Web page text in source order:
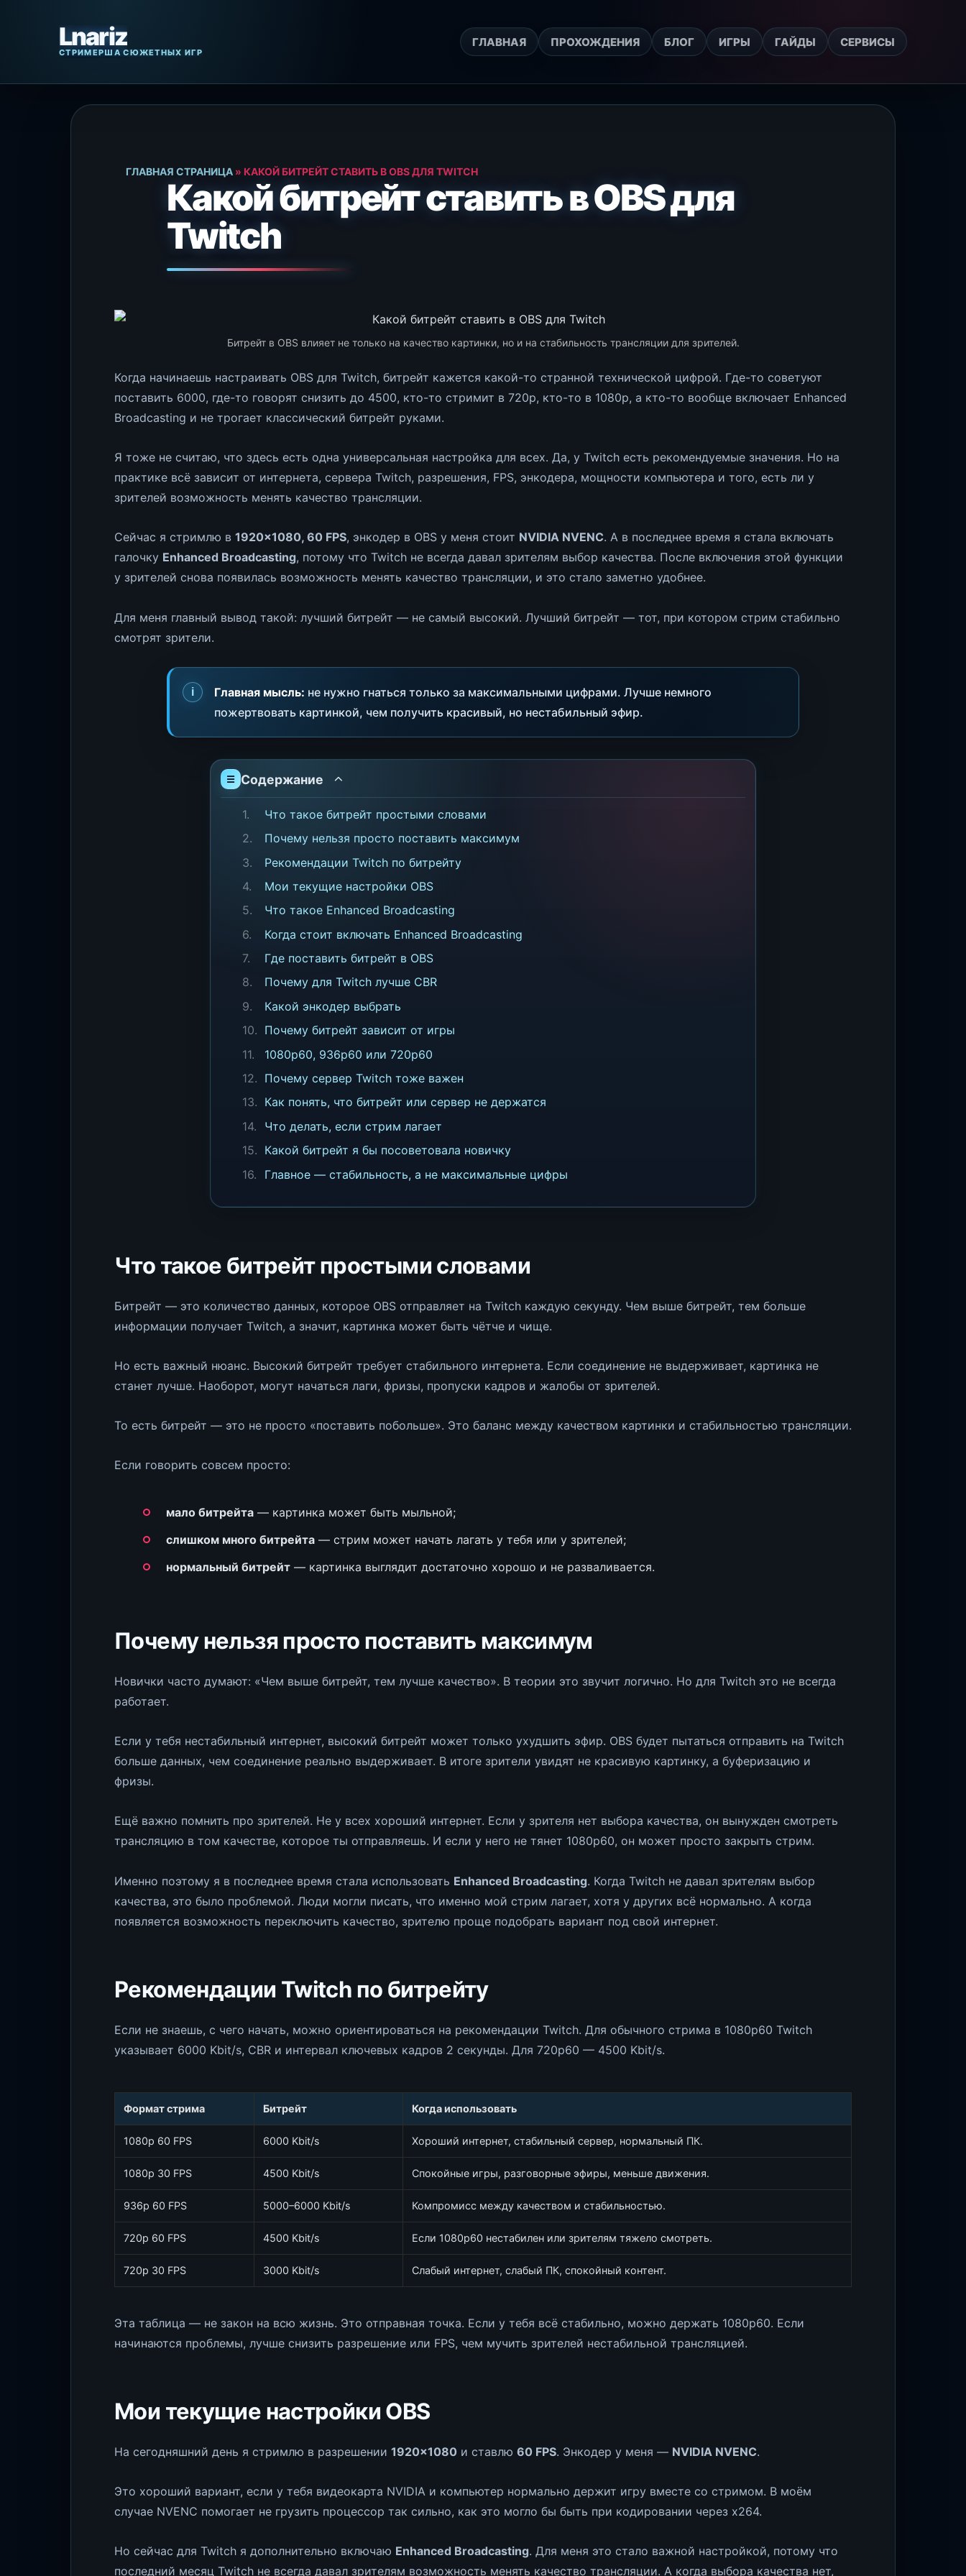
содержанию
ГЛАВНАЯ ПРОХОЖДЕНИЯ БЛОГ ИГРЫ ГАЙДЫ СЕРВИСЫ
ГЛАВНАЯ СТРАНИЦА » КАКОЙ БИТРЕЙТ СТАВИТЬ В OBS ДЛЯ TWITCH
Какой битрейт ставить в OBS для
Twitch
Битрейт в OBS влияет не только на качество картинки, но и на стабильность трансляции для зрителей.
Когда начинаешь настраивать OBS для Twitch, битрейт кажется какой-то странной технической цифрой. Где-то советуют
поставить 6000, где-то говорят снизить до 4500, кто-то стримит в 720p, кто-то в 1080p, а кто-то вообще включает Enhanced
Broadcasting и не трогает классический битрейт руками.
Я тоже не считаю, что здесь есть одна универсальная настройка для всех. Да, у Twitch есть рекомендуемые значения. Но на
практике всё зависит от интернета, сервера Twitch, разрешения, FPS, энкодера, мощности компьютера и того, есть ли у
зрителей возможность менять качество трансляции.
Сейчас я стримлю в 1920×1080, 60 FPS, энкодер в OBS у меня стоит NVIDIA NVENC. А в последнее время я стала включать
галочку Enhanced Broadcasting, потому что Twitch не всегда давал зрителям выбор качества. После включения этой функции
у зрителей снова появилась возможность менять качество трансляции, и это стало заметно удобнее.
Для меня главный вывод такой: лучший битрейт — не самый высокий. Лучший битрейт — тот, при котором стрим стабильно
смотрят зрители.
Главная мысль: не нужно гнаться только за максимальными цифрами. Лучше немного
пожертвовать картинкой, чем получить красивый, но нестабильный эфир.
Содержание
Что такое битрейт простыми словами
Почему нельзя просто поставить максимум
Рекомендации Twitch по битрейту
Мои текущие настройки OBS
Что такое Enhanced Broadcasting
Когда стоит включать Enhanced Broadcasting
Где поставить битрейт в OBS
Почему для Twitch лучше CBR
Какой энкодер выбрать
Почему битрейт зависит от игры
1080p60, 936p60 или 720p60
Почему сервер Twitch тоже важен
Как понять, что битрейт или сервер не держатся
Что делать, если стрим лагает
Какой битрейт я бы посоветовала новичку
Главное — стабильность, а не максимальные цифры
Что такое битрейт простыми словами
Битрейт — это количество данных, которое OBS отправляет на Twitch каждую секунду. Чем выше битрейт, тем больше
информации получает Twitch, а значит, картинка может быть чётче и чище.
Но есть важный нюанс. Высокий битрейт требует стабильного интернета. Если соединение не выдерживает, картинка не
станет лучше. Наоборот, могут начаться лаги, фризы, пропуски кадров и жалобы от зрителей.
То есть битрейт — это не просто «поставить побольше». Это баланс между качеством картинки и стабильностью трансляции.
Если говорить совсем просто:
мало битрейта — картинка может быть мыльной;
слишком много битрейта — стрим может начать лагать у тебя или у зрителей;
нормальный битрейт — картинка выглядит достаточно хорошо и не разваливается.
Почему нельзя просто поставить максимум
Новички часто думают: «Чем выше битрейт, тем лучше качество». В теории это звучит логично. Но для Twitch это не всегда
работает.
Если у тебя нестабильный интернет, высокий битрейт может только ухудшить эфир. OBS будет пытаться отправить на Twitch
больше данных, чем соединение реально выдерживает. В итоге зрители увидят не красивую картинку, а буферизацию и
фризы.
Ещё важно помнить про зрителей. Не у всех хороший интернет. Если у зрителя нет выбора качества, он вынужден смотреть
трансляцию в том качестве, которое ты отправляешь. И если у него не тянет 1080p60, он может просто закрыть стрим.
Именно поэтому я в последнее время стала использовать Enhanced Broadcasting. Когда Twitch не давал зрителям выбор
качества, это было проблемой. Люди могли писать, что именно мой стрим лагает, хотя у других всё нормально. А когда
появляется возможность переключить качество, зрителю проще подобрать вариант под свой интернет.
Рекомендации Twitch по битрейту
Если не знаешь, с чего начать, можно ориентироваться на рекомендации Twitch. Для обычного стрима в 1080p60 Twitch
указывает 6000 Kbit/s, CBR и интервал ключевых кадров 2 секунды. Для 720p60 — 4500 Kbit/s.
Формат стрима Битрейт Когда использовать
1080p 60 FPS 6000 Kbit/s Хороший интернет, стабильный сервер, нормальный ПК.
1080p 30 FPS 4500 Kbit/s Спокойные игры, разговорные эфиры, меньше движения.
936p 60 FPS 5000–6000 Kbit/s Компромисс между качеством и стабильностью.
720p 60 FPS 4500 Kbit/s Если 1080p60 нестабилен или зрителям тяжело смотреть.
720p 30 FPS 3000 Kbit/s Слабый интернет, слабый ПК, спокойный контент.
Эта таблица — не закон на всю жизнь. Это отправная точка. Если у тебя всё стабильно, можно держать 1080p60. Если
начинаются проблемы, лучше снизить разрешение или FPS, чем мучить зрителей нестабильной трансляцией.
Мои текущие настройки OBS
На сегодняшний день я стримлю в разрешении 1920×1080 и ставлю 60 FPS. Энкодер у меня — NVIDIA NVENC.
Это хороший вариант, если у тебя видеокарта NVIDIA и компьютер нормально держит игру вместе со стримом. В моём
случае NVENC помогает не грузить процессор так сильно, как это могло бы быть при кодировании через x264.
Но сейчас для Twitch я дополнительно включаю Enhanced Broadcasting. Для меня это стало важной настройкой, потому что
последний месяц Twitch не всегда давал зрителям возможность менять качество трансляции. А когда выбора качества нет,